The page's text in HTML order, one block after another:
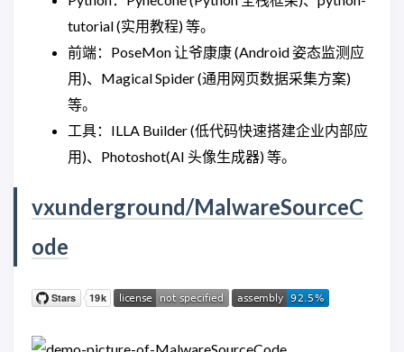
tutorial (实用教程) 等。
前端：PoseMon 让爷康康 (Android 姿态监测应
用)、Magical Spider (通用网页数据采集方案)
等。
工具：ILLA Builder (低代码快速搭建企业内部应
用)、Photoshot(AI 头像生成器) 等。
vxunderground/MalwareSourceC
ode